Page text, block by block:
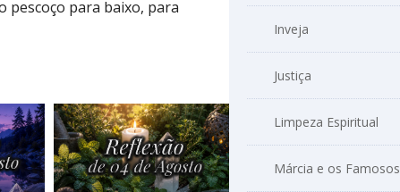
pescoço para baixo, para
Inveja
Justiça
Limpeza Espiritual
Márcia e os Famosos